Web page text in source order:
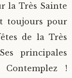
la Très Sainte
toujours pour
de la Très
principales
Contemplez !